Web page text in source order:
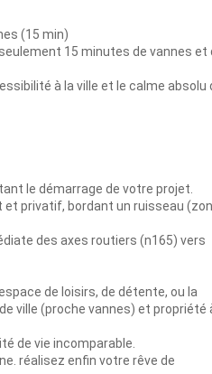
(15 min)
15 minutes de vannes et
à la ville et le calme absolu
le démarrage de votre projet.
privatif, bordant un ruisseau
des axes routiers (n165) vers
de loisirs, de détente, ou la
ville (proche vannes) et propriété
de vie incomparable.
réalisez enfin votre rêve de